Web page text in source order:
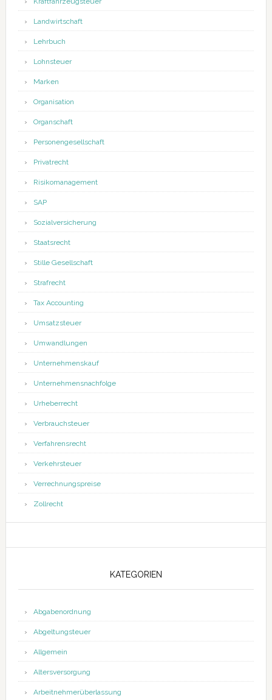
Landwirtschaft
Lehrbuch
Lohnsteuer
Marken
Organisation
Organschaft
Personengesellschaft
Privatrecht
Risikomanagement
SAP
Sozialversicherung
Staatsrecht
Stille Gesellschaft
Strafrecht
Tax Accounting
Umsatzsteuer
Umwandlungen
Unternehmenskauf
Unternehmensnachfolge
Urheberrecht
Verbrauchsteuer
Verfahrensrecht
Verkehrsteuer
Verrechnungspreise
Zollrecht
KATEGORIEN
Abgabenordnung
Abgeltungsteuer
Allgemein
Altersversorgung
Arbeitnehmerüberlassung